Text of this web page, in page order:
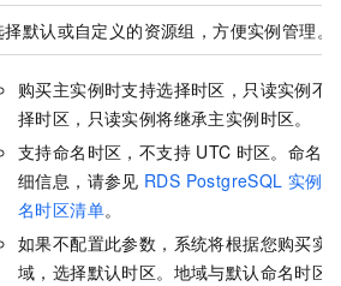
择默认或自定义的资源组，方便实例管理。
购买主实例时支持选择时区，只读实例不
择时区，只读实例将继承主实例时区。
支持命名时区，不支持 UTC 时区。命名
细信息，请参见 RDS PostgreSQL 实例
名时区清单。
如果不配置此参数，系统将根据您购买实
域，选择默认时区。地域与默认命名时区